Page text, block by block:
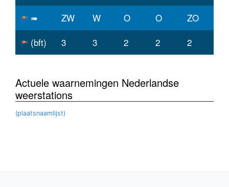
➠ ZW W O O
ZO
(bft)
3 3 2 2 2
Actuele waarnemingen Nederlandse
weerstations
(plaatsnaamlijst)